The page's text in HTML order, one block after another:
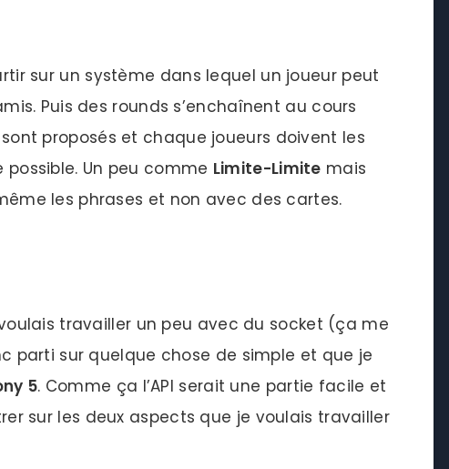
sur un système dans lequel un joueur peut
Puis des rounds s’enchaînent au cours
proposés et chaque joueurs doivent les
Un peu comme Limite-Limite mais
les phrases et non avec des cartes.
travailler un peu avec du socket (ça me
parti sur quelque chose de simple et que je
5. Comme ça l’API serait une partie facile et
sur les deux aspects que je voulais travailler